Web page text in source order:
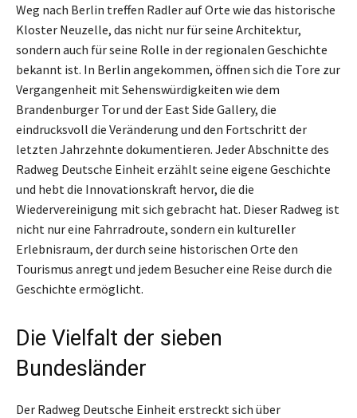
Weg nach Berlin treffen Radler auf Orte wie das historische
Kloster Neuzelle, das nicht nur für seine Architektur,
sondern auch für seine Rolle in der regionalen Geschichte
bekannt ist. In Berlin angekommen, öffnen sich die Tore zur
Vergangenheit mit Sehenswürdigkeiten wie dem
Brandenburger Tor und der East Side Gallery, die
eindrucksvoll die Veränderung und den Fortschritt der
letzten Jahrzehnte dokumentieren. Jeder Abschnitte des
Radweg Deutsche Einheit erzählt seine eigene Geschichte
und hebt die Innovationskraft hervor, die die
Wiedervereinigung mit sich gebracht hat. Dieser Radweg ist
nicht nur eine Fahrradroute, sondern ein kultureller
Erlebnisraum, der durch seine historischen Orte den
Tourismus anregt und jedem Besucher eine Reise durch die
Geschichte ermöglicht.
Die Vielfalt der sieben
Bundesländer
Der Radweg Deutsche Einheit erstreckt sich über